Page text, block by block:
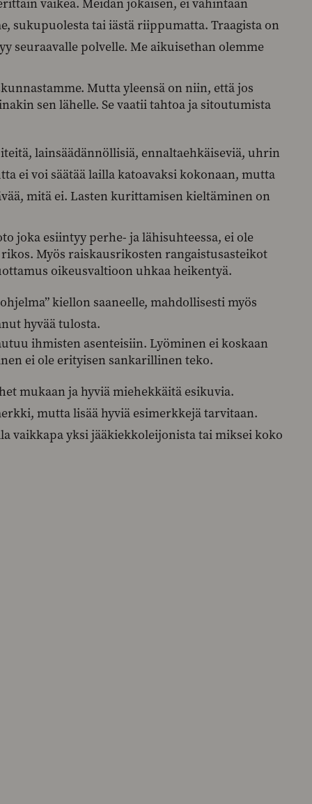
vaikea. Meidän jokaisen, ei vähintään
sukupuolesta tai iästä riippumatta. Traagista on
seuraavalle polvelle. Me aikuisethan olemme
Mutta yleensä on niin, että jos
sen lähelle. Se vaatii tahtoa ja sitoutumista
lainsäädännöllisiä, ennaltaehkäiseviä, uhrin
ei voi säätää lailla katoavaksi kokonaan, mutta
mitä ei. Lasten kurittamisen kieltäminen on
joka esiintyy perhe- ja lähisuhteessa, ei ole
Myös raiskausrikosten rangaistusasteikot
oikeusvaltioon uhkaa heikentyä.
kiellon saaneelle, mahdollisesti myös
hyvää tulosta.
ihmisten asenteisiin. Lyöminen ei koskaan
ei ole erityisen sankarillinen teko.
mukaan ja hyviä miehekkäitä esikuvia.
mutta lisää hyviä esimerkkejä tarvitaan.
vaikkapa yksi jääkiekkoleijonista tai miksei koko